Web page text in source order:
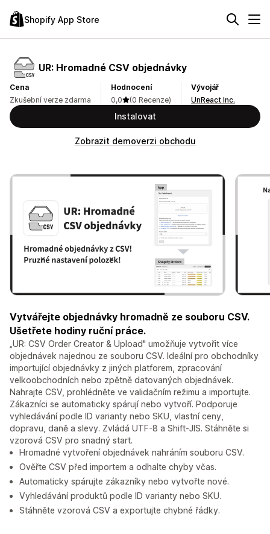
Shopify App Store
UR: Hromadné CSV objednávky
Cena
Zkušební verze zdarma
Hodnocení
0,0
(0 Recenze)
Vývojář
UnReact Inc.
Instalovat
Zobrazit demoverzi obchodu
Vytvářejte objednávky hromadně ze souboru CSV.
Ušetřete hodiny ruční práce.
„UR: CSV Order Creator & Upload" umožňuje vytvořit více
objednávek najednou ze souboru CSV. Ideální pro obchodníky
importující objednávky z jiných platforem, zpracování
velkoobchodních nebo zpětně datovaných objednávek.
Nahrajte CSV, prohlédněte ve validačním režimu a importujte.
Zákazníci se automaticky spárují nebo vytvoří. Podporuje
vyhledávání podle ID varianty nebo SKU, vlastní ceny,
dopravu, daně a slevy. Zvládá UTF-8 a Shift-JIS. Stáhněte si
vzorová CSV pro snadný start.
Hromadné vytvoření objednávek nahráním souboru CSV.
Ověřte CSV před importem a odhalte chyby včas.
Automaticky spárujte zákazníky nebo vytvořte nové.
Vyhledávání produktů podle ID varianty nebo SKU.
Stáhněte vzorová CSV a exportujte chybné řádky.